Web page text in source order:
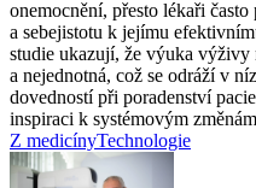
onemocnění, přesto lékaři
a sebejistotu k jejímu
studie ukazují, že výuka výživy
a nejednotná, což se odráží v
dovedností při poradenství
inspiraci k systémovým
Z medicínyTechnologie